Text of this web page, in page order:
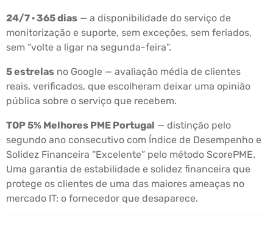
24/7 · 365 dias — a disponibilidade do serviço de
monitorização e suporte, sem exceções, sem feriados,
sem “volte a ligar na segunda-feira”.
5 estrelas no Google — avaliação média de clientes
reais, verificados, que escolheram deixar uma opinião
pública sobre o serviço que recebem.
TOP 5% Melhores PME Portugal — distinção pelo
segundo ano consecutivo com Índice de Desempenho e
Solidez Financeira “Excelente” pelo método ScorePME.
Uma garantia de estabilidade e solidez financeira que
protege os clientes de uma das maiores ameaças no
mercado IT: o fornecedor que desaparece.